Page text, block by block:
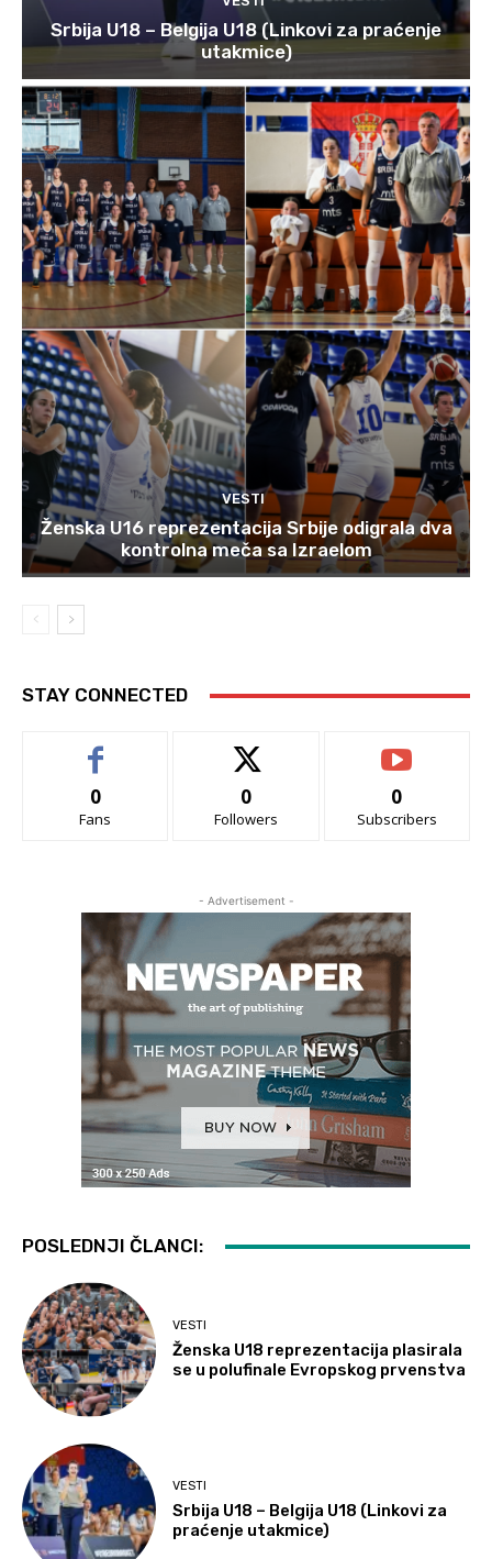
Srbija U18 – Belgija U18 (Linkovi za praćenje
utakmice)
VESTI
Ženska U16 reprezentacija Srbije odigrala dva
kontrolna meča sa Izraelom
STAY CONNECTED
0
Fans
0
Followers
0
Subscribers
- Advertisement -
POSLEDNJI ČLANCI:
VESTI
Ženska U18 reprezentacija plasirala
se u polufinale Evropskog prvenstva
VESTI
Srbija U18 – Belgija U18 (Linkovi za
praćenje utakmice)